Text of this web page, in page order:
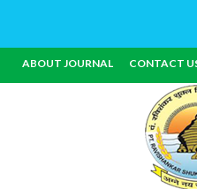
ABOUT JOURNAL CONTACT